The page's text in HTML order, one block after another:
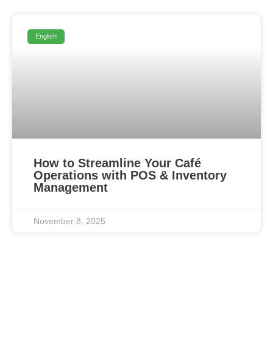
English
How to Streamline Your Café
Operations with POS & Inventory
Management
November 8, 2025